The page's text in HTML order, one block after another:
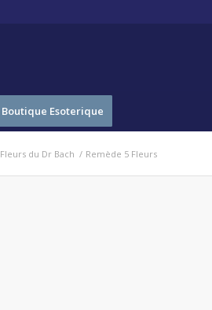
Boutique Esoterique
Fleurs du Dr Bach / Remède 5 Fleurs